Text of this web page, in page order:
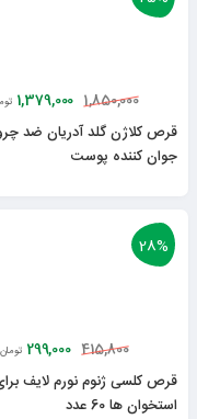
1,850,000
1,379,000
قرص کلاژن گلد آدریان ضد
جوان کننده پوست
28%
415,800
299,000 تومان
قرص کلسی ژنوم نورم لایف
استخوان ها 60 عدد